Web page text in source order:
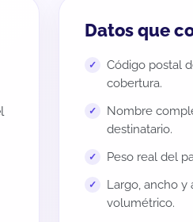
Datos que
Código postal
cobertura.
Nombre
destinatario.
Peso real del
Largo, ancho y
volumétrico.